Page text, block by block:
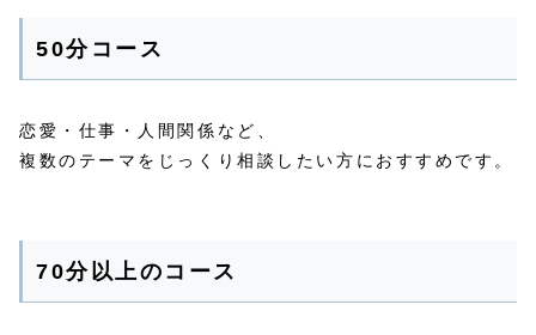
50分コース
恋愛・仕事・人間関係など、
複数のテーマをじっくり相談したい方におすすめです。
70分以上のコース